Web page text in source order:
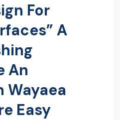
For
A
An
Wayaea
Easy